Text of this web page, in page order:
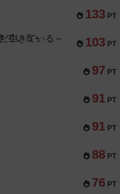
133 PT
103 PT
生きている～
97 PT
91 PT
91 PT
88 PT
76 PT